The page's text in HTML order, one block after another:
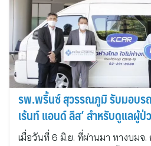
รพ.พริ้นซ์ สุวรรณภูมิ รับมอบรถ
เร้นท์ แอนด์ ลีส’ สำหรับดูแลผู้ป่
เมื่อวันที่ 6 มิ.ย. ที่ผ่านมา ทางบมจ.